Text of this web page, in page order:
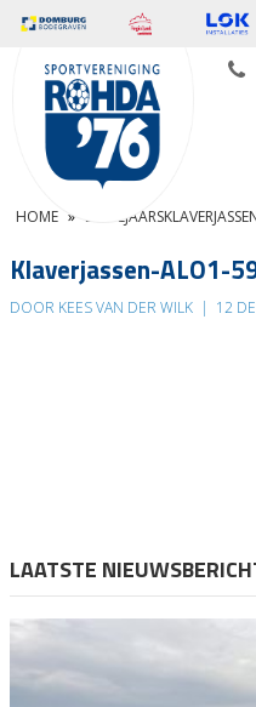
HOME »
Klaverjassen-ALO1-
DOOR KEES VAN DER WILK | 12
LAATSTE